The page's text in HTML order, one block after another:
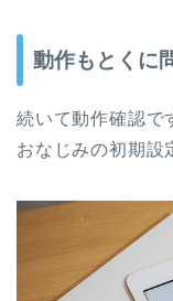
動作もとくに
続いて動作確認で
おなじみの初期設